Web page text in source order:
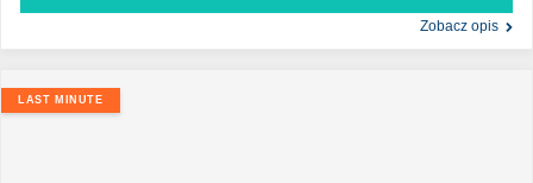
Zobacz opis
LAST MINUTE